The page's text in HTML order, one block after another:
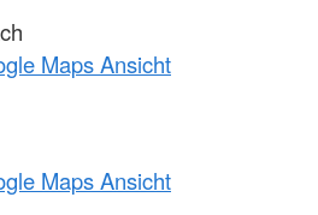
Maps Ansicht
Maps Ansicht